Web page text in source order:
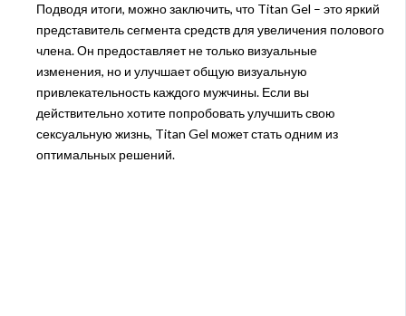
Подводя итоги, можно заключить, что Titan Gel – это яркий
представитель сегмента средств для увеличения полового
члена. Он предоставляет не только визуальные
изменения, но и улучшает общую визуальную
привлекательность каждого мужчины. Если вы
действительно хотите попробовать улучшить свою
сексуальную жизнь, Titan Gel может стать одним из
оптимальных решений.